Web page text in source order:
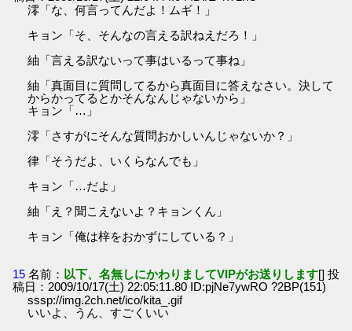
澪「な、何言ってんだよ！ムギ！」
キョン「そ、そんなの言える訳ねえだろ！」
紬「言える訳ないって事はいるって事ね」
紬「真面目に質問してるから真面目に答えなさい。決して
からかってるとかそんなんじゃないから」
キョン「…」
澪「さすがにそんな質問おかしいんじゃないか？」
律「そうだよ、いくらなんでも」
キョン「…だよ」
紬「え？聞こえないよ？キョンくん」
キョン「俺は梓をおかずにしている？」
15 名前： 以下、名無しにかわりましてVIPがお送りします[] 投
稿日：2009/10/17(土) 22:05:11.80 ID:pjNe7ywRO ?2BP(151)
sssp://img.2ch.net/ico/kita_.gif
いいよ、うん、すごくいい